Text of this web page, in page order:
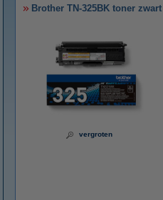
Brother TN-325BK toner
vergroten